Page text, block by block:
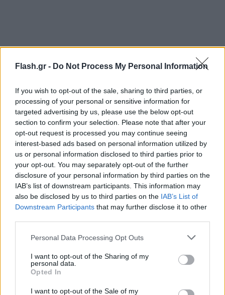
Flash.gr - Do Not Process My Personal Information
If you wish to opt-out of the sale, sharing to third parties, or
processing of your personal or sensitive information for
targeted advertising by us, please use the below opt-out
section to confirm your selection. Please note that after your
opt-out request is processed you may continue seeing
interest-based ads based on personal information utilized by
us or personal information disclosed to third parties prior to
your opt-out. You may separately opt-out of the further
disclosure of your personal information by third parties on the
IAB’s list of downstream participants. This information may
also be disclosed by us to third parties on the IAB’s List of
Downstream Participants that may further disclose it to other
Please note that this website/app uses one or more Google
not limited to your visit or usage behaviour. You may click to
grant or deny consent to Google and its third-party tags to
use your data for below specified purposes in below Google
consent section.
Personal Data Processing Opt Outs
I want to opt-out of the Sharing of my
personal data.
Opted In
I want to opt-out of the Sale of my
FLASH FOCUS